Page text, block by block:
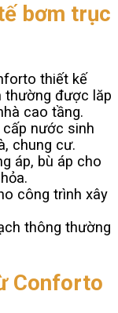
bơm trục
thiết kế
thường được lăp
cao tầng.
nước sinh
chung cư.
áp, bù áp cho
công trình xây
thông thường
Conforto